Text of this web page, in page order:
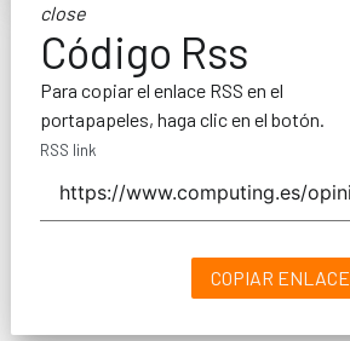
close
Código Rss
Para copiar el enlace RSS en el
portapapeles, haga clic en el botón.
RSS link
COPIAR ENLACE